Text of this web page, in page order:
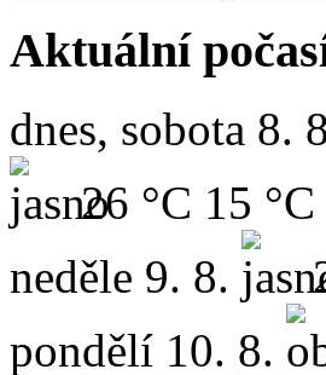
Aktuální
dnes, sobota 8.
26 °C 15 °C
neděle 9. 8.
pondělí 10. 8.